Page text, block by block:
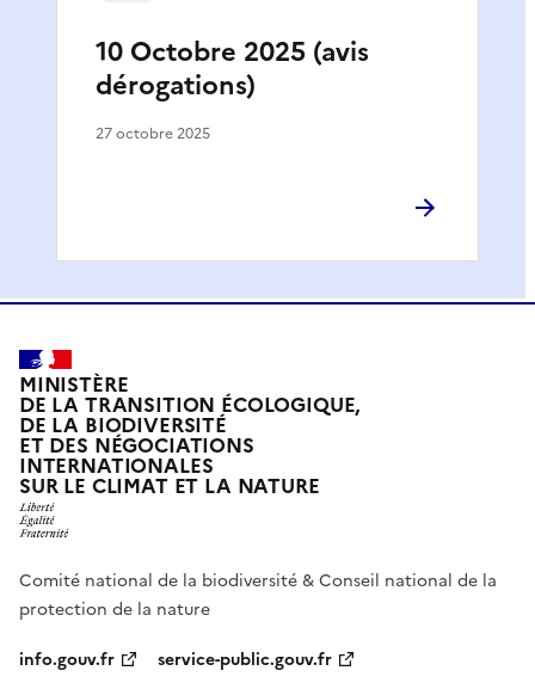
10 Octobre 2025 (avis
dérogations)
27 octobre 2025
MINISTÈRE
DE LA TRANSITION ÉCOLOGIQUE,
DE LA BIODIVERSITÉ
ET DES NÉGOCIATIONS
INTERNATIONALES
SUR LE CLIMAT ET LA NATURE
Comité national de la biodiversité & Conseil national de la
protection de la nature
info.gouv.fr
service-public.gouv.fr